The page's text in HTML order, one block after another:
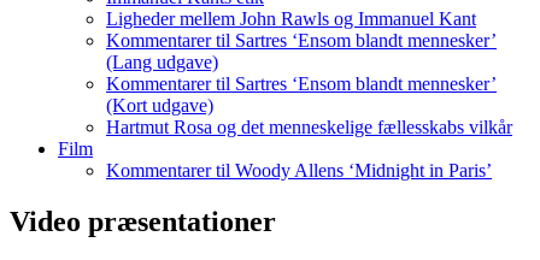
Ligheder mellem John Rawls og Immanuel Kant
Kommentarer til Sartres ‘Ensom blandt mennesker’
(Lang udgave)
Kommentarer til Sartres ‘Ensom blandt mennesker’
(Kort udgave)
Hartmut Rosa og det menneskelige fællesskabs vilkår
Film
Kommentarer til Woody Allens ‘Midnight in Paris’
Video præsentationer